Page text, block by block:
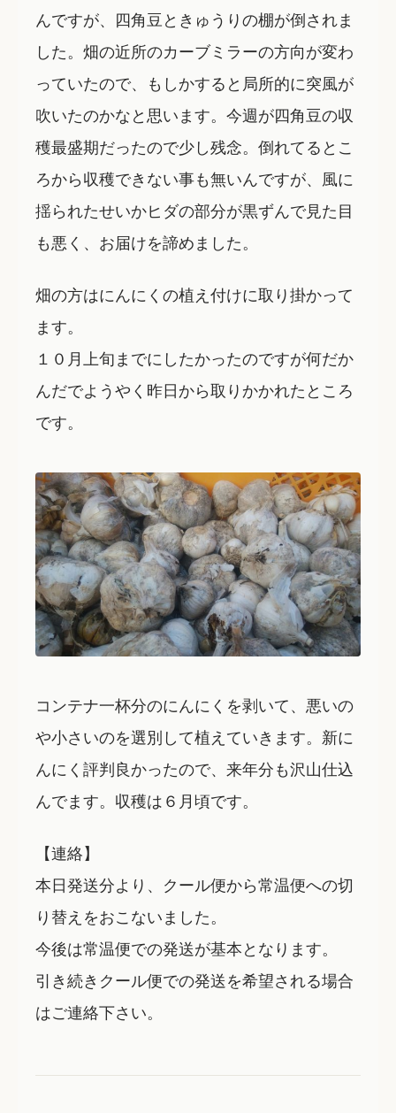
んですが、四角豆ときゅうりの棚が倒されま
した。畑の近所のカーブミラーの方向が変わ
っていたので、もしかすると局所的に突風が
吹いたのかなと思います。今週が四角豆の収
穫最盛期だったので少し残念。倒れてるとこ
ろから収穫できない事も無いんですが、風に
揺られたせいかヒダの部分が黒ずんで見た目
も悪く、お届けを諦めました。
畑の方はにんにくの植え付けに取り掛かって
ます。
１０月上旬までにしたかったのですが何だか
んだでようやく昨日から取りかかれたところ
です。
コンテナ一杯分のにんにくを剥いて、悪いの
や小さいのを選別して植えていきます。新に
んにく評判良かったので、来年分も沢山仕込
んでます。収穫は６月頃です。
【連絡】
本日発送分より、クール便から常温便への切
り替えをおこないました。
今後は常温便での発送が基本となります。
引き続きクール便での発送を希望される場合
はご連絡下さい。